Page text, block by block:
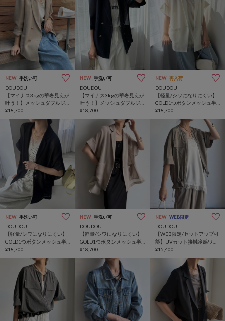
NEW 手洗い可
DOUDOU
【マイナス3kgの華奢見えが
叶う！】メッシュダブルジ
ャケット
¥18,700
NEW 手洗い可
DOUDOU
【マイナス3kgの華奢見えが
叶う！】メッシュダブルジ
ャケット
¥18,700
NEW 再入荷
DOUDOU
【軽量/シワになりにくい】
GOLD1つボタンメッシュ半
袖ジャケット
¥18,700
NEW 手洗い可
DOUDOU
【軽量/シワになりにくい】
GOLD1つボタンメッシュ半
袖ジャケット
¥18,700
NEW 手洗い可
DOUDOU
【軽量/シワになりにくい】
GOLD1つボタンメッシュ半
袖ジャケット
¥18,700
NEW WEB限定
DOUDOU
【WEB限定/セットアップ可
能】UVカット接触冷感ワッ
シャーブルゾン
¥15,400